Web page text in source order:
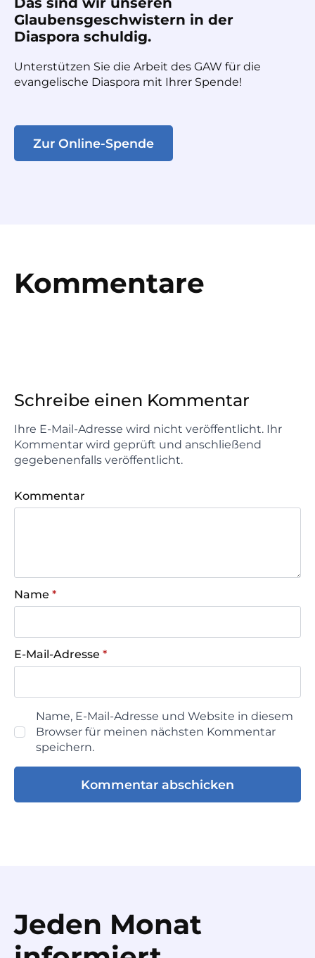
Glaubensgeschwistern in der
Diaspora schuldig.
Unterstützen Sie die Arbeit des GAW für die
evangelische Diaspora mit Ihrer Spende!
Zur Online-Spende
Kommentare
Schreibe einen Kommentar
Ihre E-Mail-Adresse wird nicht veröffentlicht. Ihr
Kommentar wird geprüft und anschließend
gegebenenfalls veröffentlicht.
Kommentar
Name *
E-Mail-Adresse *
Name, E-Mail-Adresse und Website in diesem
Browser für meinen nächsten Kommentar
speichern.
Jeden Monat